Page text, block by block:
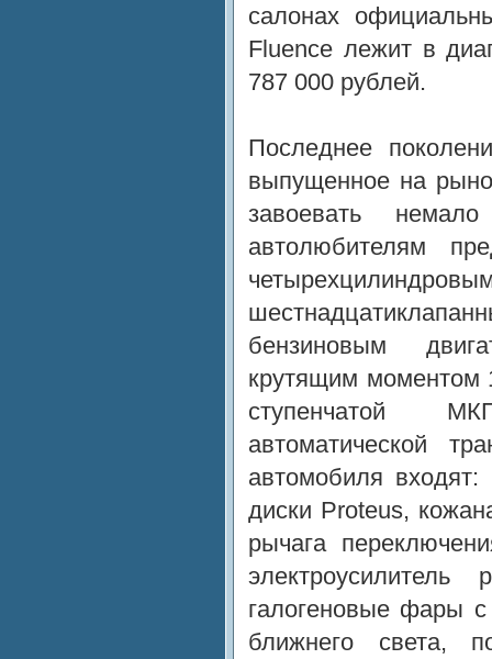
салонах
Fluence лежит в
787 000 рублей.
Последнее
выпущенное на
завоевать
автолюбителям
бензиновым
крутящим моментом
ступенчатой
автоматической
автомобиля
диски Proteus,
рычага
галогеновые фары
ближнего света,